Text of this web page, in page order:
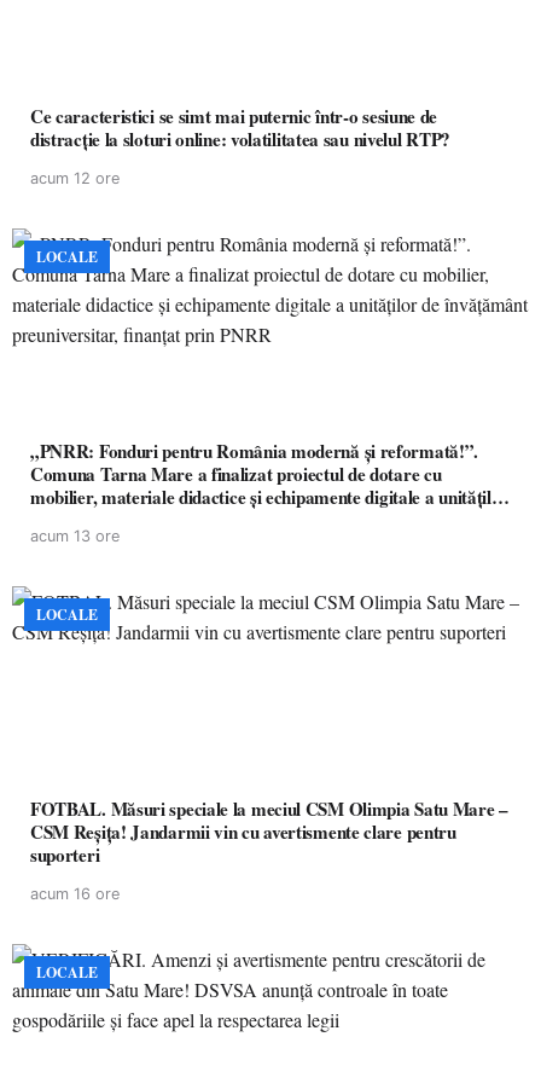
Ce caracteristici se simt mai puternic într-o sesiune de
distracție la sloturi online: volatilitatea sau nivelul RTP?
acum 12 ore
LOCALE
„PNRR: Fonduri pentru România modernă și reformată!”.
Comuna Tarna Mare a finalizat proiectul de dotare cu
mobilier, materiale didactice și echipamente digitale a unităților
acum 13 ore
LOCALE
FOTBAL. Măsuri speciale la meciul CSM Olimpia Satu Mare –
CSM Reșița! Jandarmii vin cu avertismente clare pentru
suporteri
acum 16 ore
LOCALE